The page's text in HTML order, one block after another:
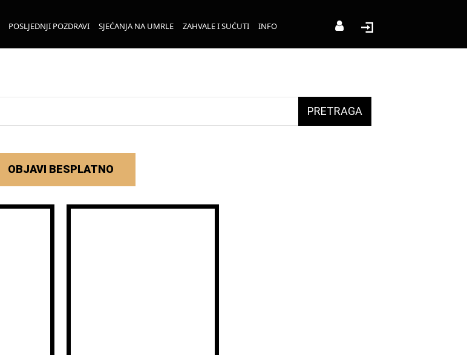
POSLJEDNJI POZDRAVI SJEĆANJA NA UMRLE ZAHVALE I SUĆUTI INFO
PRETRAGA
OBJAVI BESPLATNO